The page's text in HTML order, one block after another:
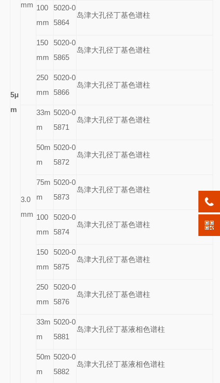
5μ
m
mm 100
mm
5020-0
5864
岛津大孔径丁基色谱柱
150
mm
5020-0
5865
岛津大孔径丁基色谱柱
250
mm
5020-0
5866
岛津大孔径丁基色谱柱
3.0
mm
33m
m
5020-0
5871
岛津大孔径丁基色谱柱
50m
m
5020-0
5872
岛津大孔径丁基色谱柱
75m
m
5020-0
5873
岛津大孔径丁基色谱柱
100
mm
5020-0
5874
岛津大孔径丁基色谱柱
150
mm
5020-0
5875
岛津大孔径丁基色谱柱
250
mm
5020-0
5876
岛津大孔径丁基色谱柱
33m
m
5020-0
5881
岛津大孔径丁基液相色谱柱
50m
m
5020-0
5882
岛津大孔径丁基液相色谱柱